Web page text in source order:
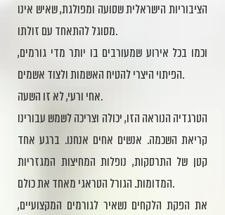
הציבוריות הישראלית שסועה ומפולגת, שאיש אינו
מסוגל להתאחד עם זולתו.
וכמו בכל אירוע שמעורבים בו יותר מדי גורמים,
הפיתוי היצרי להטיח האשמות ולצוד אשמים.
אחי ורעי, לא זו השעה.
הטרגדיה הנוראה הזו, יכולה וצריכה לשמש עבורינו
קריאת השכמה. אנשים אחים אנחנו. ברגע אחד
קטן של התרסקות, נופלות המחיצות המגזריות
המדומות. הגורל הטראגי מאחד את כולם.
את הפקת הלקחים נשאיר לגורמים המקצועיים,